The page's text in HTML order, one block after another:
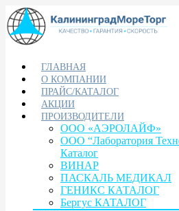
ГЛАВНАЯ
О КОМПАНИИ
ПРАЙС/КАТАЛОГ
АКЦИИ
ПРОИЗВОДИТЕЛИ
ООО «АЭРОЛАЙФ»
ООО “Лаборатория
Каталог
ВИНАР
ПАСКАЛЬ МЕДИКАЛ
ГЕНИКС КАТАЛОГ
Бергус КАТАЛОГ